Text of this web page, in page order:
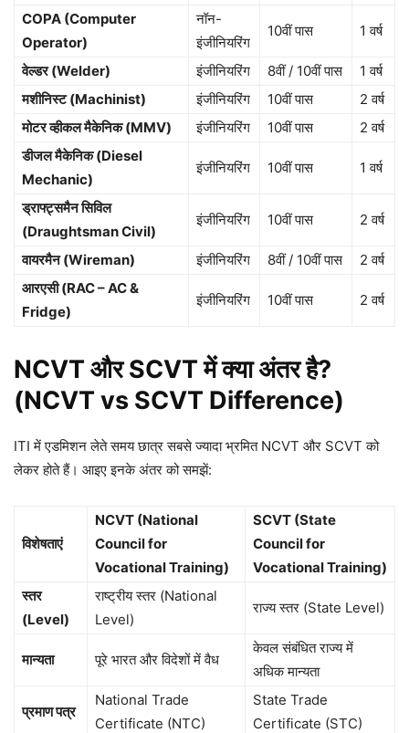
COPA (Computer
Operator)
नॉन-
इंजीनियरिंग
10वीं पास 1 वर्ष
वेल्डर (Welder) इंजीनियरिंग 8वीं / 10वीं पास
1 वर्ष
मशीनिस्ट (Machinist)
इंजीनियरिंग 10वीं पास
2 वर्ष
मोटर व्हीकल मैकेनिक (MMV)
इंजीनियरिंग 10वीं पास
2 वर्ष
डीजल मैकेनिक (Diesel
Mechanic)
इंजीनियरिंग 10वीं पास 1 वर्ष
ड्राफ्ट्समैन सिविल
(Draughtsman Civil)
इंजीनियरिंग 10वीं पास 2 वर्ष
वायरमैन (Wireman) इंजीनियरिंग 8वीं / 10वीं पास
2 वर्ष
आरएसी (RAC – AC &
Fridge)
इंजीनियरिंग 10वीं पास 2 वर्ष
NCVT और SCVT में क्या अंतर है?
(NCVT vs SCVT Difference)
ITI में एडमिशन लेते समय छात्र सबसे ज्यादा भ्रमित NCVT और SCVT को
लेकर होते हैं। आइए इनके अंतर को समझें:
विशेषताएं
NCVT (National
Council for
Vocational Training)
SCVT (State
Council for
Vocational Training)
स्तर
(Level)
राष्ट्रीय स्तर (National
Level)
राज्य स्तर (State Level)
मान्यता पूरे भारत और विदेशों में वैध
केवल संबंधित राज्य में
अधिक मान्यता
प्रमाण पत्र
National Trade
Certificate (NTC)
State Trade
Certificate (STC)